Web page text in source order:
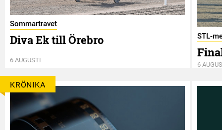
Sommartravet
Diva Ek till Örebro
6 AUGUSTI
STL-
6
KRÖNIKA